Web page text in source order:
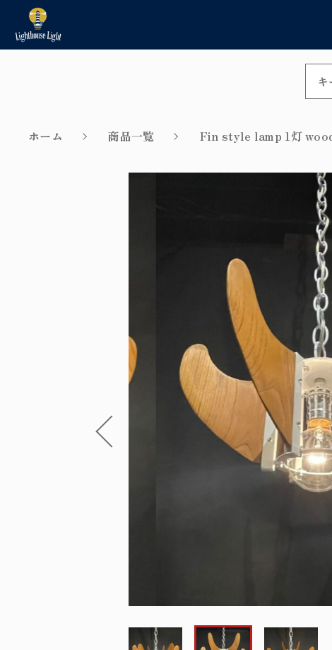
ホーム 商品一覧 Fin style lamp 1灯
カートに商品を追加
ショッ
セール商品から探す
Installation method/
ple/Repair example
Lighthouse Lightについて
並び順